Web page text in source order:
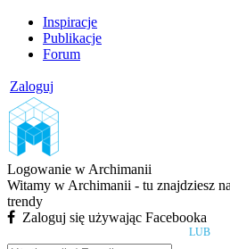
Inspiracje
Publikacje
Forum
Zaloguj
Logowanie w Archimanii
Witamy w Archimanii - tu znajdziesz
trendy
Zaloguj się używając Facebooka
LUB